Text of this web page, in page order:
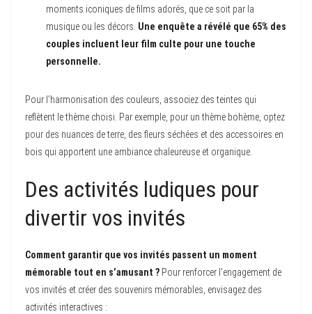
moments iconiques de films adorés, que ce soit par la
musique ou les décors. Une enquête a révélé que 65% des
couples incluent leur film culte pour une touche
personnelle.
Pour l’harmonisation des couleurs, associez des teintes qui
reflètent le thème choisi. Par exemple, pour un thème bohème, optez
pour des nuances de terre, des fleurs séchées et des accessoires en
bois qui apportent une ambiance chaleureuse et organique.
Des activités ludiques pour
divertir vos invités
Comment garantir que vos invités passent un moment
mémorable tout en s’amusant ? Pour renforcer l’engagement de
vos invités et créer des souvenirs mémorables, envisagez des
activités interactives :